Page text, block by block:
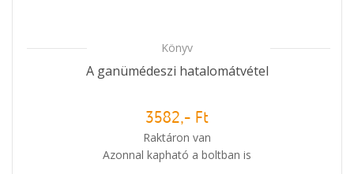
Könyv
A ganümédeszi hatalomátvétel
3582,- Ft
Raktáron van
Azonnal kapható a boltban is